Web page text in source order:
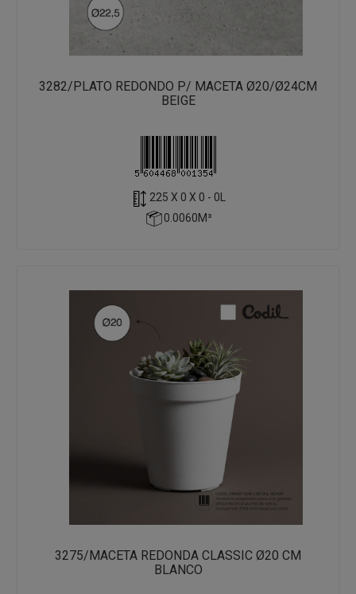
3282/PLATO REDONDO P/ MACETA Ø20/Ø24CM
BEIGE
225 X 0 X 0 - 0L
0.0060M³
3275/MACETA REDONDA CLASSIC Ø20 CM
BLANCO